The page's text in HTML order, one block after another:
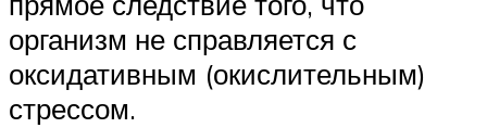
организм не справляется с
оксидативным (окислительным)
стрессом.